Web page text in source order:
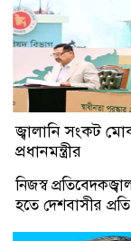
জ্বালানি সংকট
প্রধানমন্ত্রীর
নিজস্ব
হতে দেশবাসীর